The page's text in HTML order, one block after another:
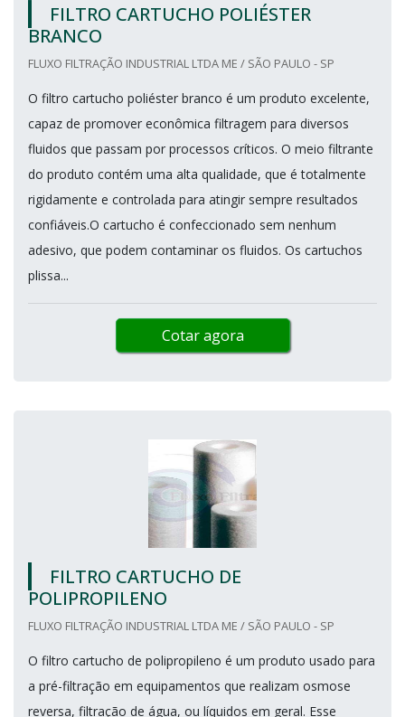
FILTRO CARTUCHO POLIÉSTER
BRANCO
FLUXO FILTRAÇÃO INDUSTRIAL LTDA ME / SÃO PAULO - SP
O filtro cartucho poliéster branco é um produto excelente,
capaz de promover econômica filtragem para diversos
fluidos que passam por processos críticos. O meio filtrante
do produto contém uma alta qualidade, que é totalmente
rigidamente e controlada para atingir sempre resultados
confiáveis.O cartucho é confeccionado sem nenhum
adesivo, que podem contaminar os fluidos. Os cartuchos
plissa...
Cotar agora
FILTRO CARTUCHO DE
POLIPROPILENO
FLUXO FILTRAÇÃO INDUSTRIAL LTDA ME / SÃO PAULO - SP
O filtro cartucho de polipropileno é um produto usado para
a pré-filtração em equipamentos que realizam osmose
reversa, filtração de água, ou líquidos em geral. Esse